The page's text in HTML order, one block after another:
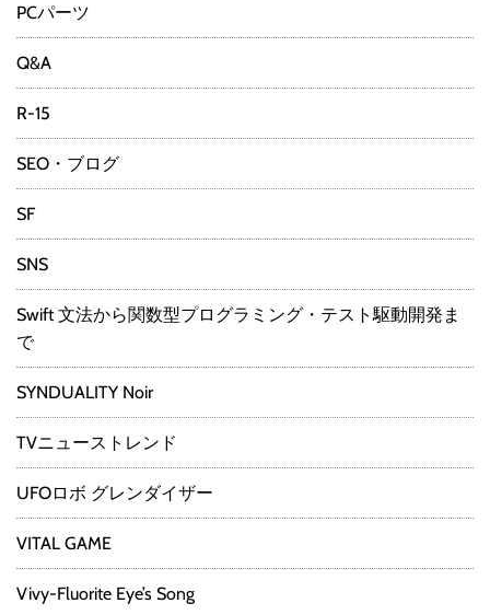
PCパーツ
Q&A
R-15
SEO・ブログ
SF
SNS
Swift 文法から関数型プログラミング・テスト駆動開発ま
で
SYNDUALITY Noir
TVニューストレンド
UFOロボ グレンダイザー
VITAL GAME
Vivy-Fluorite Eye’s Song